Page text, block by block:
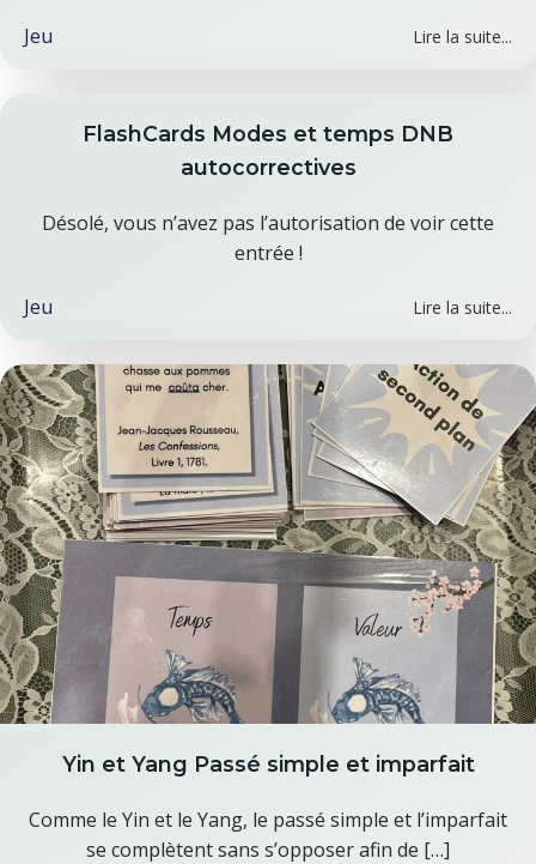
Jeu Lire la suite...
FlashCards Modes et temps DNB
autocorrectives
Désolé, vous n’avez pas l’autorisation de voir cette
entrée !
Jeu Lire la suite...
Yin et Yang Passé simple et imparfait
Comme le Yin et le Yang, le passé simple et l’imparfait
se complètent sans s’opposer afin de […]